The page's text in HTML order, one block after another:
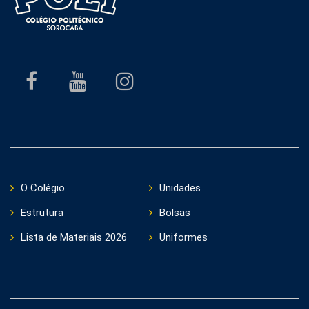
O Colégio
Unidades
Estrutura
Bolsas
Lista de Materiais 2026
Uniformes